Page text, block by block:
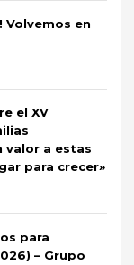
Volvemos en
el XV
valor a estas
para crecer»
para
– Grupo